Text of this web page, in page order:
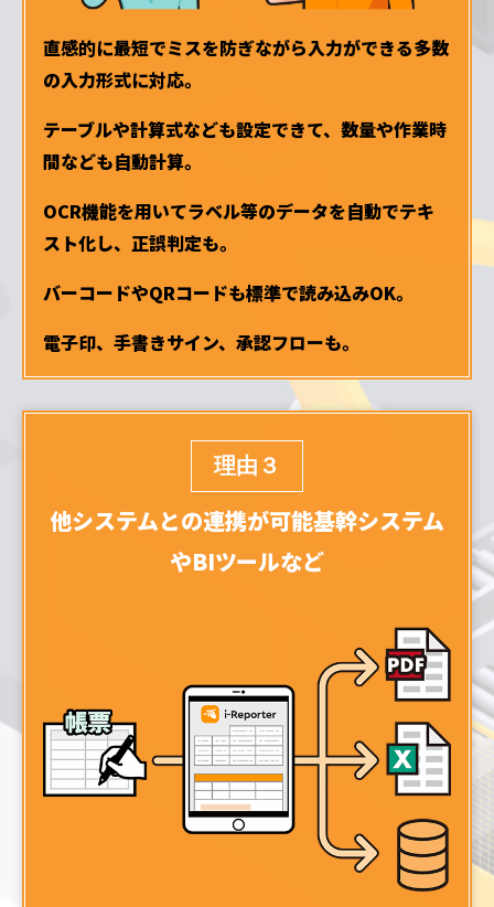
直感的に最短でミスを防ぎながら入力ができる多数
の入力形式に対応。
テーブルや計算式なども設定できて、数量や作業時
間なども自動計算。
OCR機能を用いてラベル等のデータを自動でテキ
スト化し、正誤判定も。
バーコードやQRコードも標準で読み込みOK。
電子印、手書きサイン、承認フローも。
理由３
他システムとの連携が可能基幹システム
やBIツールなど